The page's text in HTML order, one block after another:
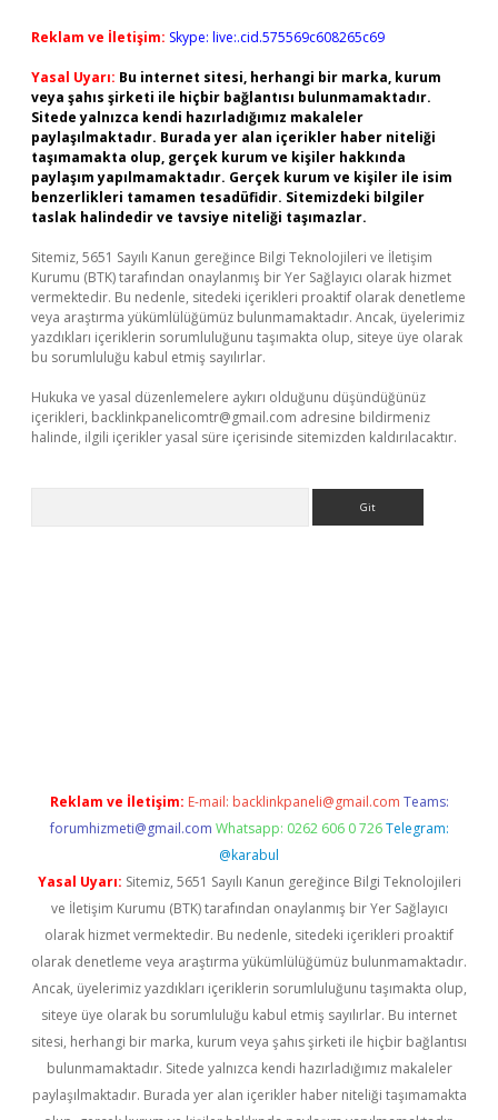
Reklam ve İletişim: Skype: live:.cid.575569c608265c69
Yasal Uyarı: Bu internet sitesi, herhangi bir marka, kurum
veya şahıs şirketi ile hiçbir bağlantısı bulunmamaktadır.
Sitede yalnızca kendi hazırladığımız makaleler
paylaşılmaktadır. Burada yer alan içerikler haber niteliği
taşımamakta olup, gerçek kurum ve kişiler hakkında
paylaşım yapılmamaktadır. Gerçek kurum ve kişiler ile isim
benzerlikleri tamamen tesadüfidir. Sitemizdeki bilgiler
taslak halindedir ve tavsiye niteliği taşımazlar.
Sitemiz, 5651 Sayılı Kanun gereğince Bilgi Teknolojileri ve İletişim
Kurumu (BTK) tarafından onaylanmış bir Yer Sağlayıcı olarak hizmet
vermektedir. Bu nedenle, sitedeki içerikleri proaktif olarak denetleme
veya araştırma yükümlülüğümüz bulunmamaktadır. Ancak, üyelerimiz
yazdıkları içeriklerin sorumluluğunu taşımakta olup, siteye üye olarak
bu sorumluluğu kabul etmiş sayılırlar.
Hukuka ve yasal düzenlemelere aykırı olduğunu düşündüğünüz
içerikleri, backlinkpanelicomtr@gmail.com adresine bildirmeniz
halinde, ilgili içerikler yasal süre içerisinde sitemizden kaldırılacaktır.
Reklam ve İletişim: E-mail: backlinkpaneli@gmail.com Teams:
forumhizmeti@gmail.com Whatsapp: 0262 606 0 726 Telegram:
@karabul
Yasal Uyarı: Sitemiz, 5651 Sayılı Kanun gereğince Bilgi Teknolojileri
ve İletişim Kurumu (BTK) tarafından onaylanmış bir Yer Sağlayıcı
olarak hizmet vermektedir. Bu nedenle, sitedeki içerikleri proaktif
olarak denetleme veya araştırma yükümlülüğümüz bulunmamaktadır.
Ancak, üyelerimiz yazdıkları içeriklerin sorumluluğunu taşımakta olup,
siteye üye olarak bu sorumluluğu kabul etmiş sayılırlar. Bu internet
sitesi, herhangi bir marka, kurum veya şahıs şirketi ile hiçbir bağlantısı
bulunmamaktadır. Sitede yalnızca kendi hazırladığımız makaleler
paylaşılmaktadır. Burada yer alan içerikler haber niteliği taşımamakta